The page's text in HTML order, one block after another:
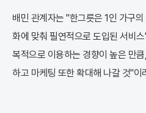
배민 관계자는 "한그릇은 1인 가구
화에 맞춰 필연적으로 도입된 서비
복적으로 이용하는 경향이 높은 만
하고 마케팅 또한 확대해 나갈 것"이